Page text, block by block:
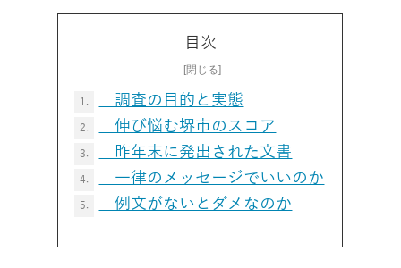
目次
1. 調査の目的と実態
2. 伸び悩む堺市のスコア
3. 昨年末に発出された文書
4. 一律のメッセージでいいのか
5. 例文がないとダメなのか